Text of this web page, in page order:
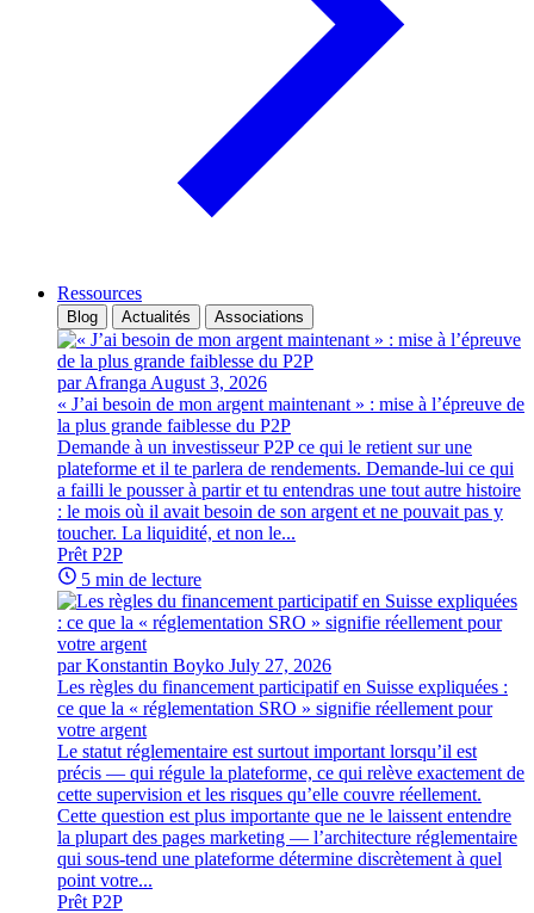
Ressources
Blog Actualités Associations
par Afranga August 3, 2026
« J’ai besoin de mon argent maintenant » : mise à l’épreuve de
la plus grande faiblesse du P2P
Demande à un investisseur P2P ce qui le retient sur une
plateforme et il te parlera de rendements. Demande-lui ce qui
a failli le pousser à partir et tu entendras une tout autre histoire
: le mois où il avait besoin de son argent et ne pouvait pas y
toucher. La liquidité, et non le...
Prêt P2P
5 min de lecture
par Konstantin Boyko July 27, 2026
Les règles du financement participatif en Suisse expliquées :
ce que la « réglementation SRO » signifie réellement pour
votre argent
Le statut réglementaire est surtout important lorsqu’il est
précis — qui régule la plateforme, ce qui relève exactement de
cette supervision et les risques qu’elle couvre réellement.
Cette question est plus importante que ne le laissent entendre
la plupart des pages marketing — l’architecture réglementaire
qui sous-tend une plateforme détermine discrètement à quel
point votre...
Prêt P2P